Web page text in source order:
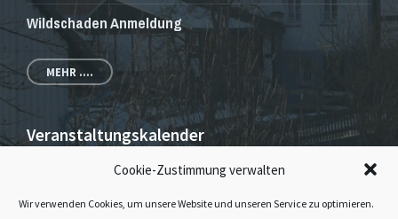
Cookie-Zustimmung verwalten
Wir verwenden Cookies, um unsere Website und unseren Service zu optimieren.
Wildschaden Anmeldung
MEHR ....
Veranstaltungskalender
Veranstaltungen und Gottesdienste